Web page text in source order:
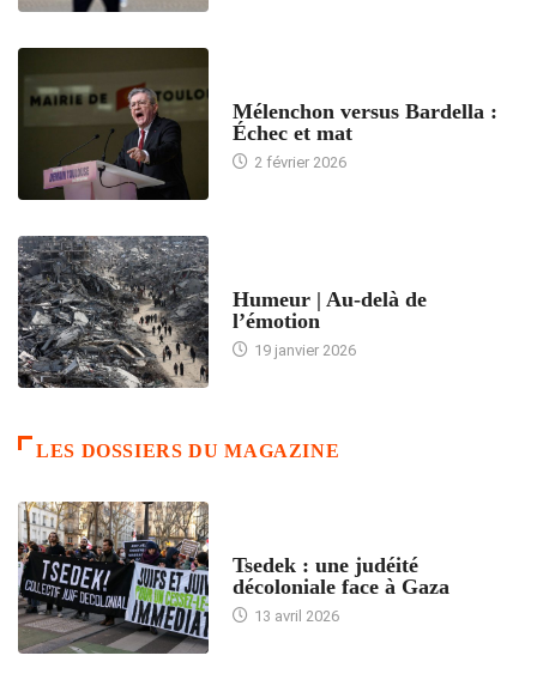
Mélenchon versus Bardella :
Échec et mat
2 février 2026
Humeur | Au-delà de
l’émotion
19 janvier 2026
LES DOSSIERS DU MAGAZINE
Tsedek : une judéité
décoloniale face à Gaza
13 avril 2026